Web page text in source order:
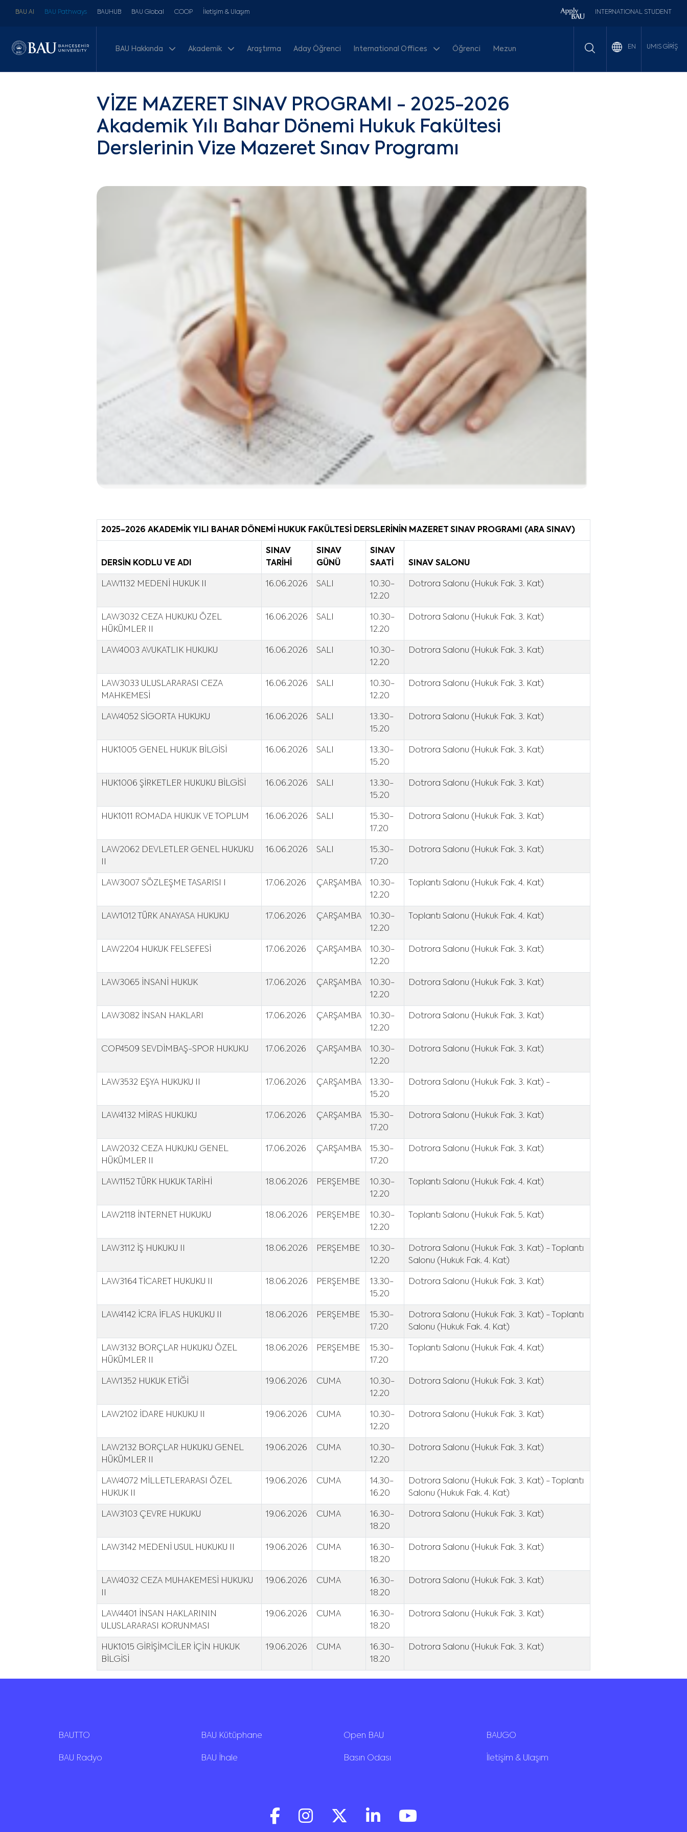
BAU AI BAU Pathways BAUHUB BAU Global COOP İletişim & Ulaşım INTERNATIONAL STUDENT
BAU Hakkında Akademik Araştırma Aday Öğrenci International Offices Öğrenci Mezun EN UMIS GİRİŞ
VİZE MAZERET SINAV PROGRAMI - 2025-2026
Akademik Yılı Bahar Dönemi Hukuk Fakültesi
Derslerinin Vize Mazeret Sınav Programı
2025-2026 AKADEMİK YILI BAHAR DÖNEMİ HUKUK FAKÜLTESİ DERSLERİNİN MAZERET SINAV PROGRAMI (ARA SINAV)
DERSİN KODLU VE ADI
SINAV
TARİHİ
SINAV
GÜNÜ
SINAV
SAATİ
SINAV SALONU
LAW1132 MEDENİ HUKUK II 16.06.2026 SALI
10.30-
12.20
Dotrora Salonu (Hukuk Fak. 3. Kat)
LAW3032 CEZA HUKUKU ÖZEL
HÜKÜMLER II
16.06.2026 SALI
10.30-
12.20
Dotrora Salonu (Hukuk Fak. 3. Kat)
LAW4003 AVUKATLIK HUKUKU 16.06.2026 SALI
10.30-
12.20
Dotrora Salonu (Hukuk Fak. 3. Kat)
LAW3033 ULUSLARARASI CEZA
MAHKEMESİ
16.06.2026 SALI
10.30-
12.20
Dotrora Salonu (Hukuk Fak. 3. Kat)
LAW4052 SİGORTA HUKUKU 16.06.2026 SALI
13.30-
15.20
Dotrora Salonu (Hukuk Fak. 3. Kat)
HUK1005 GENEL HUKUK BİLGİSİ 16.06.2026 SALI
13.30-
15.20
Dotrora Salonu (Hukuk Fak. 3. Kat)
HUK1006 ŞİRKETLER HUKUKU BİLGİSİ 16.06.2026 SALI
13.30-
15.20
Dotrora Salonu (Hukuk Fak. 3. Kat)
HUK1011 ROMADA HUKUK VE TOPLUM 16.06.2026 SALI
15.30-
17.20
Dotrora Salonu (Hukuk Fak. 3. Kat)
LAW2062 DEVLETLER GENEL HUKUKU
16.06.2026 SALI
15.30-
17.20
Dotrora Salonu (Hukuk Fak. 3. Kat)
LAW3007 SÖZLEŞME TASARISI I 17.06.2026 ÇARŞAMBA
10.30-
12.20
Toplantı Salonu (Hukuk Fak. 4. Kat)
LAW1012 TÜRK ANAYASA HUKUKU 17.06.2026 ÇARŞAMBA
10.30-
12.20
Toplantı Salonu (Hukuk Fak. 4. Kat)
LAW2204 HUKUK FELSEFESİ 17.06.2026 ÇARŞAMBA
10.30-
12.20
Dotrora Salonu (Hukuk Fak. 3. Kat)
LAW3065 İNSANİ HUKUK 17.06.2026 ÇARŞAMBA
10.30-
12.20
Dotrora Salonu (Hukuk Fak. 3. Kat)
LAW3082 İNSAN HAKLARI 17.06.2026 ÇARŞAMBA
10.30-
12.20
Dotrora Salonu (Hukuk Fak. 3. Kat)
COP4509 SEVDİMBAŞ-SPOR HUKUKU 17.06.2026 ÇARŞAMBA
10.30-
12.20
Dotrora Salonu (Hukuk Fak. 3. Kat)
LAW3532 EŞYA HUKUKU II 17.06.2026 ÇARŞAMBA
13.30-
15.20
Dotrora Salonu (Hukuk Fak. 3. Kat) -
LAW4132 MİRAS HUKUKU 17.06.2026 ÇARŞAMBA
15.30-
17.20
Dotrora Salonu (Hukuk Fak. 3. Kat)
LAW2032 CEZA HUKUKU GENEL
HÜKÜMLER II
17.06.2026 ÇARŞAMBA
15.30-
17.20
Dotrora Salonu (Hukuk Fak. 3. Kat)
LAW1152 TÜRK HUKUK TARİHİ 18.06.2026 PERŞEMBE
10.30-
12.20
Toplantı Salonu (Hukuk Fak. 4. Kat)
LAW2118 İNTERNET HUKUKU 18.06.2026 PERŞEMBE
10.30-
12.20
Toplantı Salonu (Hukuk Fak. 5. Kat)
LAW3112 İŞ HUKUKU II 18.06.2026 PERŞEMBE
10.30-
12.20
Dotrora Salonu (Hukuk Fak. 3. Kat) - Toplantı
Salonu (Hukuk Fak. 4. Kat)
LAW3164 TİCARET HUKUKU II 18.06.2026 PERŞEMBE
13.30-
15.20
Dotrora Salonu (Hukuk Fak. 3. Kat)
LAW4142 İCRA İFLAS HUKUKU II 18.06.2026 PERŞEMBE
15.30-
17.20
Dotrora Salonu (Hukuk Fak. 3. Kat) - Toplantı
Salonu (Hukuk Fak. 4. Kat)
LAW3132 BORÇLAR HUKUKU ÖZEL
HÜKÜMLER II
18.06.2026 PERŞEMBE
15.30-
17.20
Toplantı Salonu (Hukuk Fak. 4. Kat)
LAW1352 HUKUK ETİĞİ 19.06.2026 CUMA
10.30-
12.20
Dotrora Salonu (Hukuk Fak. 3. Kat)
LAW2102 İDARE HUKUKU II 19.06.2026 CUMA
10.30-
12.20
Dotrora Salonu (Hukuk Fak. 3. Kat)
LAW2132 BORÇLAR HUKUKU GENEL
HÜKÜMLER II
19.06.2026 CUMA
10.30-
12.20
Dotrora Salonu (Hukuk Fak. 3. Kat)
LAW4072 MİLLETLERARASI ÖZEL
HUKUK II
19.06.2026 CUMA
14.30-
16.20
Dotrora Salonu (Hukuk Fak. 3. Kat) - Toplantı
Salonu (Hukuk Fak. 4. Kat)
LAW3103 ÇEVRE HUKUKU 19.06.2026 CUMA
16.30-
18.20
Dotrora Salonu (Hukuk Fak. 3. Kat)
LAW3142 MEDENİ USUL HUKUKU II 19.06.2026 CUMA
16.30-
18.20
Dotrora Salonu (Hukuk Fak. 3. Kat)
LAW4032 CEZA MUHAKEMESİ HUKUKU
19.06.2026 CUMA
16.30-
18.20
Dotrora Salonu (Hukuk Fak. 3. Kat)
LAW4401 İNSAN HAKLARININ
ULUSLARARASI KORUNMASI
19.06.2026 CUMA
16.30-
18.20
Dotrora Salonu (Hukuk Fak. 3. Kat)
HUK1015 GİRİŞİMCİLER İÇİN HUKUK
BİLGİSİ
19.06.2026 CUMA
16.30-
18.20
Dotrora Salonu (Hukuk Fak. 3. Kat)
BAUTTO BAU Kütüphane Open BAU BAUGO
BAU Radyo BAU İhale Basın Odası İletişim & Ulaşım